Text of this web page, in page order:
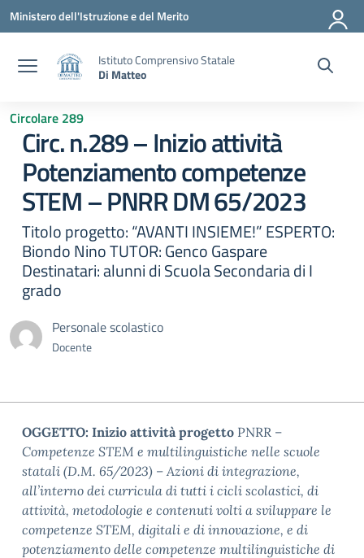
Vai ai contenuti
Vai al menu di navigazione
Vai al footer
Ministero dell'Istruzione e del Merito
Istituto Comprensivo Statale
Di Matteo
Circolare 289
Circ. n.289 – Inizio attività
Potenziamento competenze
STEM – PNRR DM 65/2023
Titolo progetto: “AVANTI INSIEME!” ESPERTO:
Biondo Nino TUTOR: Genco Gaspare
Destinatari: alunni di Scuola Secondaria di I
grado
Personale scolastico
Docente
OGGETTO: Inizio attività progetto PNRR –
Competenze STEM e multilinguistiche nelle scuole
statali (D.M. 65/2023) – Azioni di integrazione,
all’interno dei curricula di tutti i cicli scolastici, di
attività, metodologie e contenuti volti a sviluppare le
competenze STEM, digitali e di innovazione, e di
potenziamento delle competenze multilinguistiche di